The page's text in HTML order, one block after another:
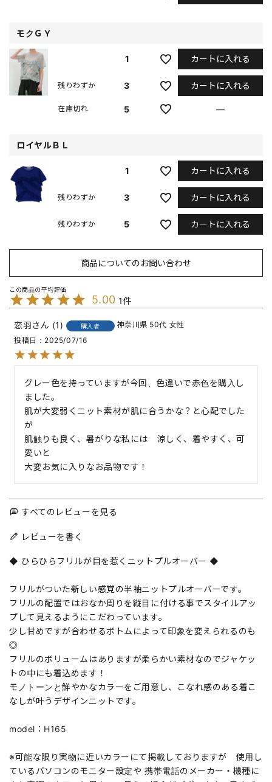
モクＧＹ
1 カートに入れる
3
残りわずか カートに入れる
5
在庫切れ —
ロイヤルＢＬ
1 カートに入れる
3
残りわずか カートに入れる
5
残りわずか カートに入れる
商品についてのお問い合わせ
5.00 1
恋羽 1 購入者 神奈川県 50代 女性
投稿日
2025/07/16
グレー色を持っていますが今回、色違いで赤色を購入し
ました。
肌が大変弱くニット素材が肌に合うかな？と心配でした
が
肌触りも良く、暑がりな私には　涼しく、着やすく、可
愛いと
すべてのレビューを見る
レビューを書く
◆ ひらひらフリルが目を惹くニットプルオーバー ◆
フリルがついた新しい感覚の半袖ニットプルオーバーです。
フリルの配置ではおなか周りを縦目に付ける事でスタイルアッ
プして見えるようにこだわっています。
少し甘めですが合わせるボトムによって印象を変えられるのも
◎
フリルのボリュームはありますが柔らかい素材なのでジャケッ
トの中にも着込めます！
モノトーンと鮮やかなカラーをご用意し、こなれ感のある着こ
なしが叶うデザインニットです。
model：H165
※可能な限り実物に近いカラーにて掲載しておりますが 使用し
ているパソコンのモニター設定や 携帯電話のメーカー・機種に